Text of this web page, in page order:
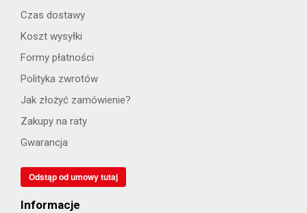
Czas dostawy
Koszt wysyłki
Formy płatności
Polityka zwrotów
Jak złożyć zamówienie?
Zakupy na raty
Gwarancja
Odstąp od umowy tutaj
Informacje